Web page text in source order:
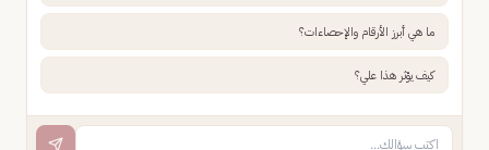
ما هي أبرز الأرقام والإحصاءات؟
كيف يؤثر هذا علي؟